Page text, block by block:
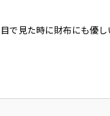
で見た時に財布にも優し